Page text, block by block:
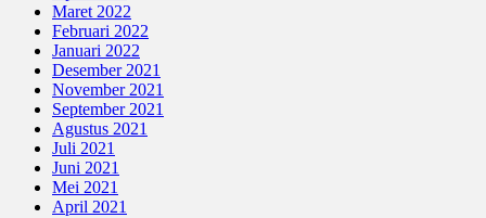
Maret 2022
Februari 2022
Januari 2022
Desember 2021
November 2021
September 2021
Agustus 2021
Juli 2021
Juni 2021
Mei 2021
April 2021